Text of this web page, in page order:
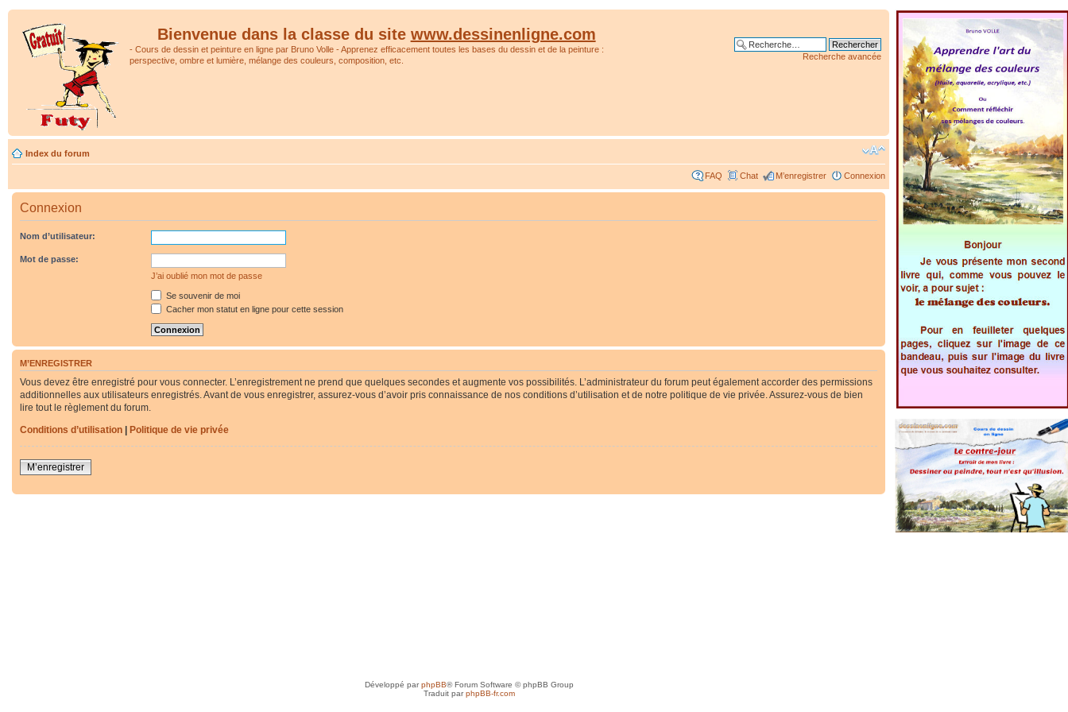
Bienvenue dans la classe du site www.dessinenligne.com
- Cours de dessin et peinture en ligne par Bruno Volle - Apprenez efficacement toutes les bases du dessin et de la peinture :
perspective, ombre et lumière, mélange des couleurs, composition, etc.
Recherche avancée
Index du forum
FAQ Chat M’enregistrer Connexion
Connexion
Nom d’utilisateur:
Mot de passe:
J’ai oublié mon mot de passe
Se souvenir de moi
Cacher mon statut en ligne pour cette session
M’ENREGISTRER
Vous devez être enregistré pour vous connecter. L’enregistrement ne prend que quelques secondes et augmente vos possibilités. L’administrateur du forum peut également accorder des permissions
additionnelles aux utilisateurs enregistrés. Avant de vous enregistrer, assurez-vous d’avoir pris connaissance de nos conditions d’utilisation et de notre politique de vie privée. Assurez-vous de bien
lire tout le règlement du forum.
Conditions d’utilisation | Politique de vie privée
M’enregistrer
Développé parphpBB® Forum Software © phpBB Group
Traduit parphpBB-fr.com